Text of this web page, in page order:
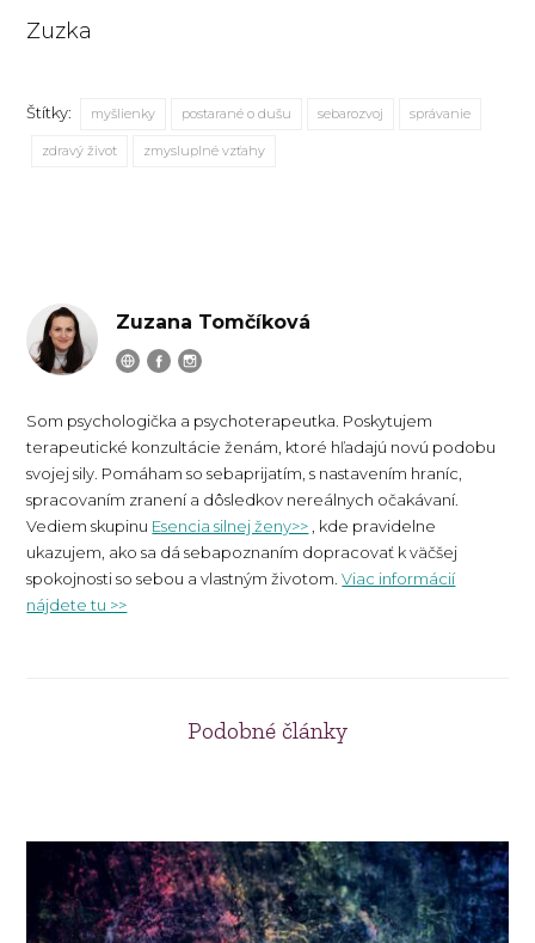
Zuzka
Štítky: myšlienky postarané o dušu sebarozvoj správanie
zdravý život zmysluplné vzťahy
Zuzana Tomčíková
Som psychologička a psychoterapeutka. Poskytujem
terapeutické konzultácie ženám, ktoré hľadajú novú podobu
svojej sily. Pomáham so sebaprijatím, s nastavením hraníc,
spracovaním zranení a dôsledkov nereálnych očakávaní.
Vediem skupinu Esencia silnej ženy>> , kde pravidelne
ukazujem, ako sa dá sebapoznaním dopracovať k väčšej
spokojnosti so sebou a vlastným životom.Viac informácií
nájdete tu >>
Podobné články